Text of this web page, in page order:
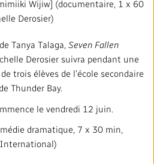
Wijiw] (documentaire, 1 x 60
Derosier)
Tanya Talaga, Seven Fallen
Derosier suivra pendant une
trois élèves de l’école secondaire
Thunder Bay.
le vendredi 12 juin.
dramatique, 7 x 30 min,